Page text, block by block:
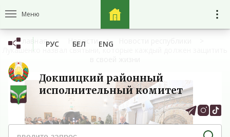
Меню
Докшицкий районный
исполнительный комитет
РУС БЕЛ ENG
Главная Новости
Лукашенко назвал святыни, которые каждый должен защитить